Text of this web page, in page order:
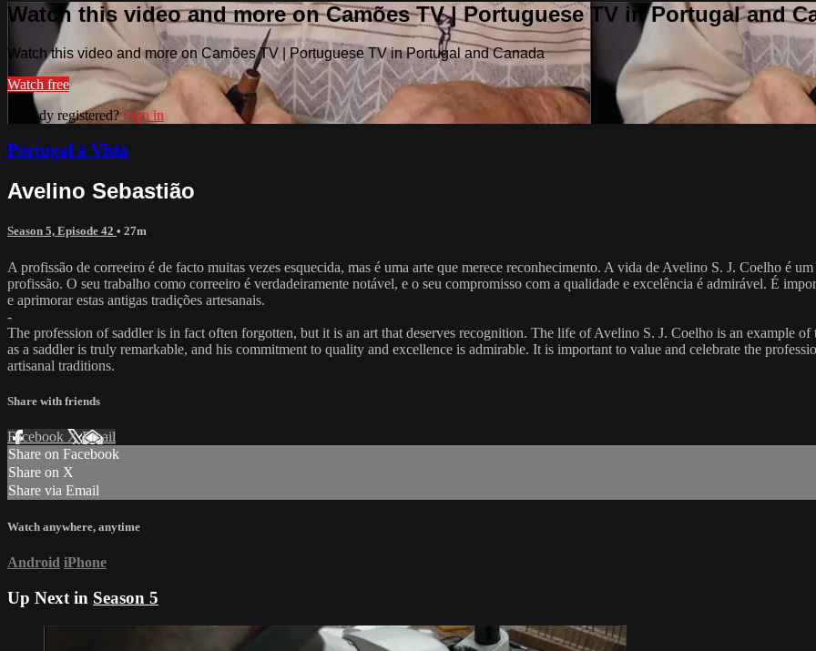
Watch this video and more on Camões TV | Portuguese TV in Portugal and
Watch this video and more on Camões TV | Portuguese TV in Portugal and Canada
Watch free
Already registered?Sign in
Portugal à Vista
Avelino Sebastião
Season 5, Episode 42 • 27m
A profissão de correeiro é de facto muitas vezes esquecida, mas é uma arte que merece reconhecimento. A vida de Avelino S. J. Coelho é
profissão. O seu trabalho como correeiro é verdadeiramente notável, e o seu compromisso com a qualidade e excelência é admirável. É
e aprimorar estas antigas tradições artesanais.
-
The profession of saddler is in fact often forgotten, but it is an art that deserves recognition. The life of Avelino S. J. Coelho is an example
as a saddler is truly remarkable, and his commitment to quality and excellence is admirable. It is important to value and celebrate the
artisanal traditions.
Share with friends
Facebook XEmail
Share on Facebook
Share on X
Share via Email
Watch anywhere, anytime
Android iPhone
Up Next in Season 5